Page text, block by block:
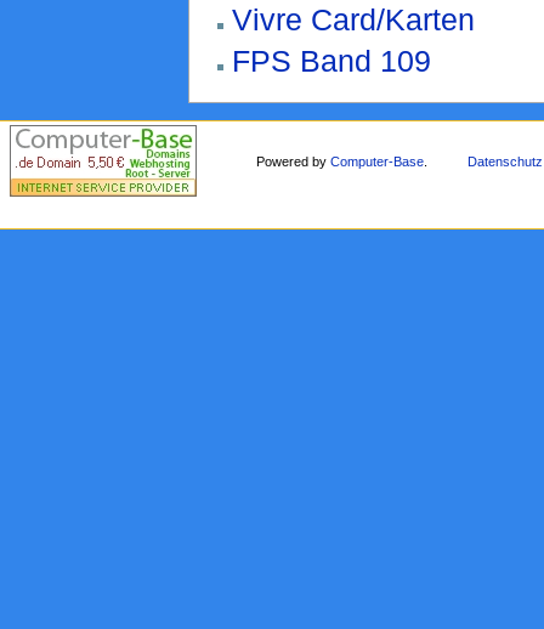
Vivre Card/Karten
FPS Band 109
Powered byComputer-Base Datenschutz